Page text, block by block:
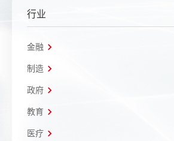
行业
金融
制造
政府
教育
医疗